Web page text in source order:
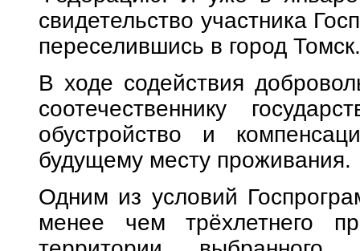
свидетельство участника
переселившись в город Томск.
В ходе содействия
соотечественнику
обустройство и
будущему месту проживания.
Одним из условий
менее чем трёхлетнего